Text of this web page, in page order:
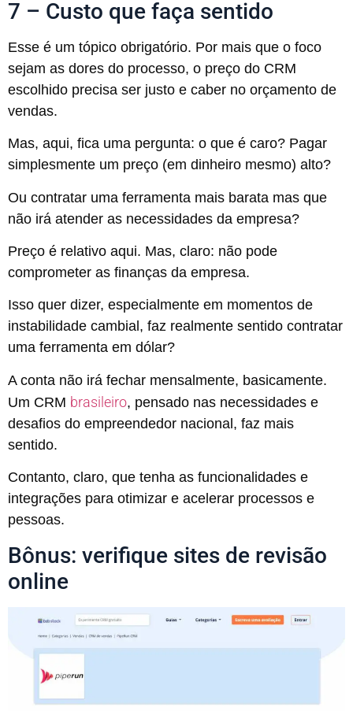
7 – Custo que faça sentido
Esse é um tópico obrigatório. Por mais que o foco
sejam as dores do processo, o preço do CRM
escolhido precisa ser justo e caber no orçamento de
vendas.
Mas, aqui, fica uma pergunta: o que é caro? Pagar
simplesmente um preço (em dinheiro mesmo) alto?
Ou contratar uma ferramenta mais barata mas que
não irá atender as necessidades da empresa?
Preço é relativo aqui. Mas, claro: não pode
comprometer as finanças da empresa.
Isso quer dizer, especialmente em momentos de
instabilidade cambial, faz realmente sentido contratar
uma ferramenta em dólar?
A conta não irá fechar mensalmente, basicamente.
Um CRM brasileiro, pensado nas necessidades e
desafios do empreendedor nacional, faz mais
sentido.
Contanto, claro, que tenha as funcionalidades e
integrações para otimizar e acelerar processos e
pessoas.
Bônus: verifique sites de revisão
online